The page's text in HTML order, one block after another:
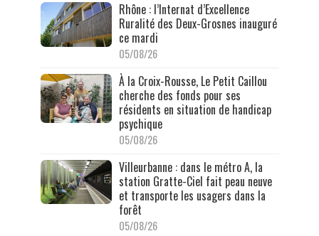
Rhône : l’Internat d’Excellence
Ruralité des Deux-Grosnes inauguré
ce mardi
05/08/26
À la Croix-Rousse, Le Petit Caillou
cherche des fonds pour ses
résidents en situation de handicap
psychique
05/08/26
Villeurbanne : dans le métro A, la
station Gratte-Ciel fait peau neuve
et transporte les usagers dans la
forêt
05/08/26